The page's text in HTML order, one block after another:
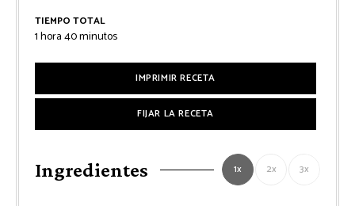
TIEMPO TOTAL
1hora
hora40minutos
minutos
IMPRIMIR RECETA
FIJAR LA RECETA
Ingredientes 1x 2x 3x